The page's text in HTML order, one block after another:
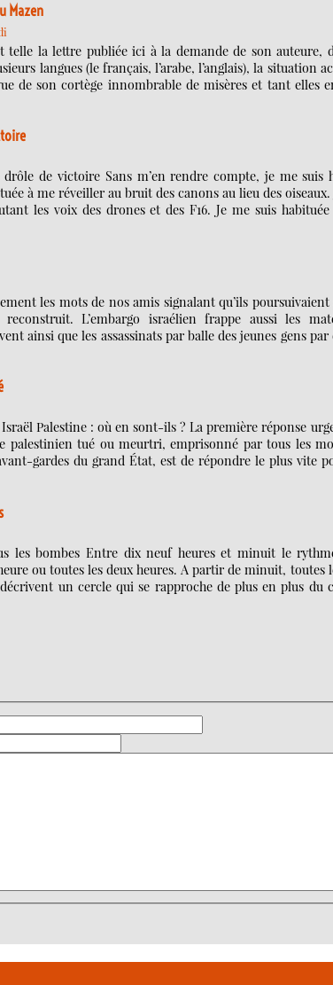
Mazen
telle la lettre publiée ici à la demande de son auteure,
langues (le français, l’arabe, l’anglais), la situation
de son cortège innombrable de misères et tant elles
de victoire Sans m’en rendre compte, je me suis
à me réveiller au bruit des canons au lieu des
les voix des drones et des F16. Je me suis
les mots de nos amis signalant qu’ils poursuivaient
L’embargo israélien frappe aussi les
ainsi que les assassinats par balle des jeunes gens
Palestine : où en sont-ils ? La première réponse
palestinien tué ou meurtri, emprisonné par tous les
gardes du grand État, est de répondre le plus vite
les bombes Entre dix neuf heures et minuit le
ou toutes les deux heures. A partir de minuit, toutes
un cercle qui se rapproche de plus en plus du